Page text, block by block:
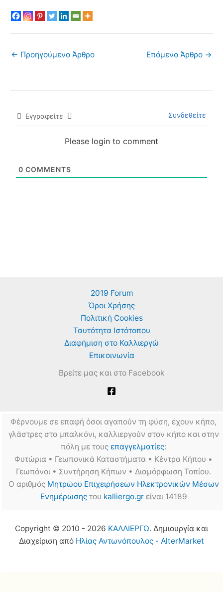
← Προηγούμενο Άρθρο Επόμενο Άρθρο →
Εγγραφείτε Συνδεθείτε
Please login to comment
0 COMMENTS
2019 Forum
Όροι Χρήσης
Πολιτική Cookies
Ταυτότητα Ιστότοπου
Διαφήμιση στο Καλλιεργώ
Επικοινωνία
Βρείτε μας και στο Facebook
Φέρνουμε σε επαφή όσοι αγαπούν τη φύση, έχουν κήπο,
γλάστρες στο μπαλκόνι, καλλιεργούν στον κήπο και στην
πόλη με τους επαγγελματίες:
Φυτώρια • Γεωπονικά Καταστήματα • Κέντρα Κήπου •
Γεωπόνοι • Συντήρηση Κήπων • Διαμόρφωση Τοπίου.
Ο αριθμός Μητρώου Επιχειρήσεων Ηλεκτρονικών Μέσων
Ενημέρωσηςτου kalliergo.grείναι 14189
Copyright © 2010 - 2026 ΚΑΛΛΙΕΡΓΩ. Δημιουργία και
Διαχείριση από Ηλίας Αντωνόπουλος - AlterMarket